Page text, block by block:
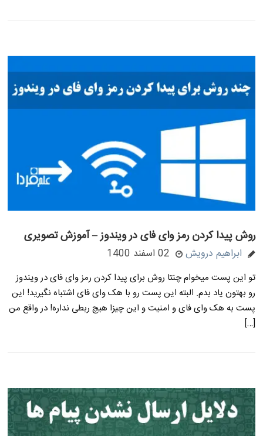
روش پیدا کردن رمز وای فای در ویندوز – آموزش تصویری
ابراهیم درویش 02 اسفند 1400
تو این پست میخوام چنتا روش برای پیدا کردن رمز وای فای در ویندوز
رو بهتون یاد بدم. البته این پست رو با هک وای فای اشتباه نگیرید! این
پست به هک وای فای و امنیت و این چیزا هیچ ربطی نداره! در واقع من
[…]